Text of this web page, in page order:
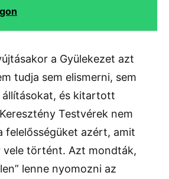
a Gyülekezet azt
tudja sem elismerni, sem
állításokat, és kitartott
Testvérek nem
felelősségüket azért, amit
vele történt. Azt mondták,
lenne nyomozni az